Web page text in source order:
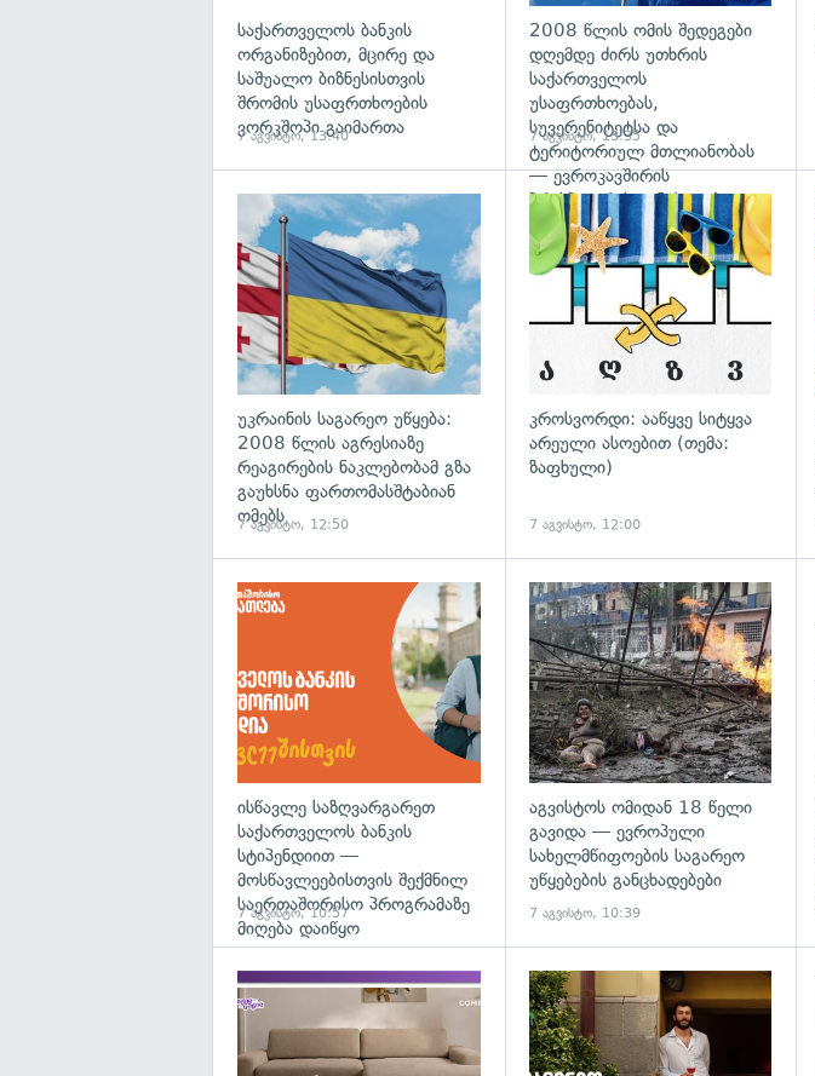
საქართველოს ბანკის
ორგანიზებით, მცირე და
საშუალო ბიზნესისთვის
შრომის უსაფრთხოების
ვორკშოპი გაიმართა
7 აგვისტო, 13:40
2008 წლის ომის შედეგები
დღემდე ძირს უთხრის
საქართველოს
უსაფრთხოებას,
სუვერენიტეტსა და
ტერიტორიულ მთლიანობას
— ევროკავშირის
პრესპიკერის განცხადება
7 აგვისტო, 13:35
გადახედვა
უკრაინის საგარეო უწყება:
2008 წლის აგრესიაზე
რეაგირების ნაკლებობამ გზა
გაუხსნა ფართომასშტაბიან
ომებს
7 აგვისტო, 12:50
კროსვორდი: ააწყვე სიტყვა
არეული ასოებით (თემა:
ზაფხული)
7 აგვისტო, 12:00
ისწავლე საზღვარგარეთ
საქართველოს ბანკის
სტიპენდიით —
მოსწავლეებისთვის შექმნილ
საერთაშორისო პროგრამაზე
მიღება დაიწყო
7 აგვისტო, 10:57
აგვისტოს ომიდან 18 წელი
გავიდა — ევროპული
სახელმწიფოების საგარეო
უწყებების განცხადებები
7 აგვისტო, 10:39